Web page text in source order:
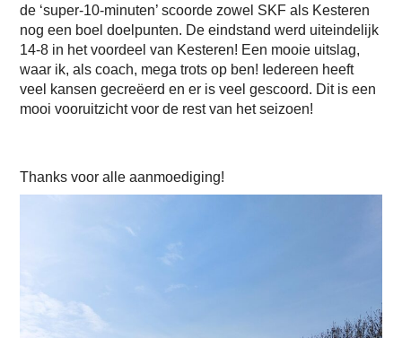
de ‘super-10-minuten’ scoorde zowel SKF als Kesteren
nog een boel doelpunten. De eindstand werd uiteindelijk
14-8 in het voordeel van Kesteren! Een mooie uitslag,
waar ik, als coach, mega trots op ben! Iedereen heeft
veel kansen gecreëerd en er is veel gescoord. Dit is een
mooi vooruitzicht voor de rest van het seizoen!
Thanks voor alle aanmoediging!